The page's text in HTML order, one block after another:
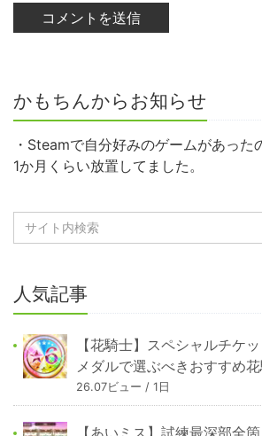
かもちんからお知らせ
・Steamで自分好みのゲームがあった
1か月くらい放置してました。
人気記事
【花騎士】スペシャルチケ
メダルで選ぶべきおすすめ花
26.07ビュー / 1日
【あいミス】試練最深部全